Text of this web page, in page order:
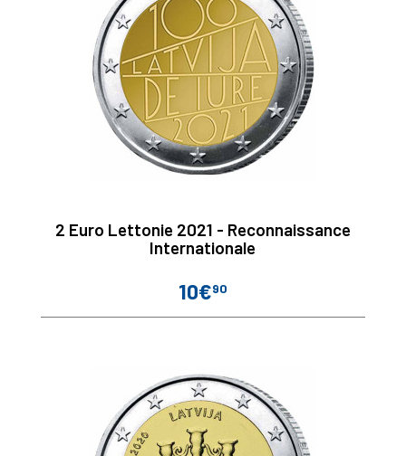
2 Euro Lettonie 2021 - Reconnaissance
Internationale
Prix
10€90